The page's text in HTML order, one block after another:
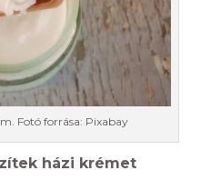
Fotó forrása: Pixabay
házi krémet